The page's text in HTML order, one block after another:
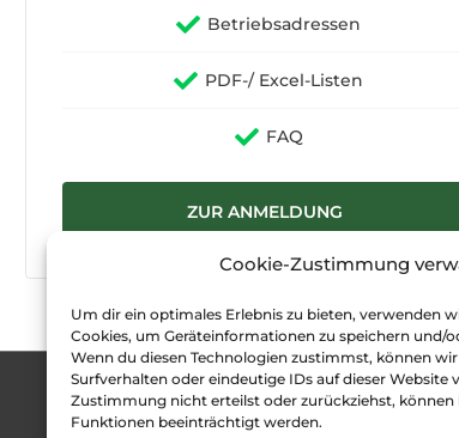
Cookie-Zustimmung
Um dir ein optimales Erlebnis zu bieten, verwenden
Cookies, um Geräteinformationen zu speichern und/
Wenn du diesen Technologien zustimmst, können
Surfverhalten oder eindeutige IDs auf dieser Website
Zustimmung nicht erteilst oder zurückziehst,
Funktionen beeinträchtigt werden.
Betriebsadressen
PDF-/ Excel-Listen
FAQ
ZUR ANMELDUNG
StartseiteBogis Impressum